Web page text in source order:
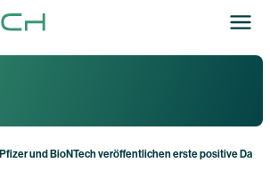
Pfizer und BioNTech veröffentlichen erste positive